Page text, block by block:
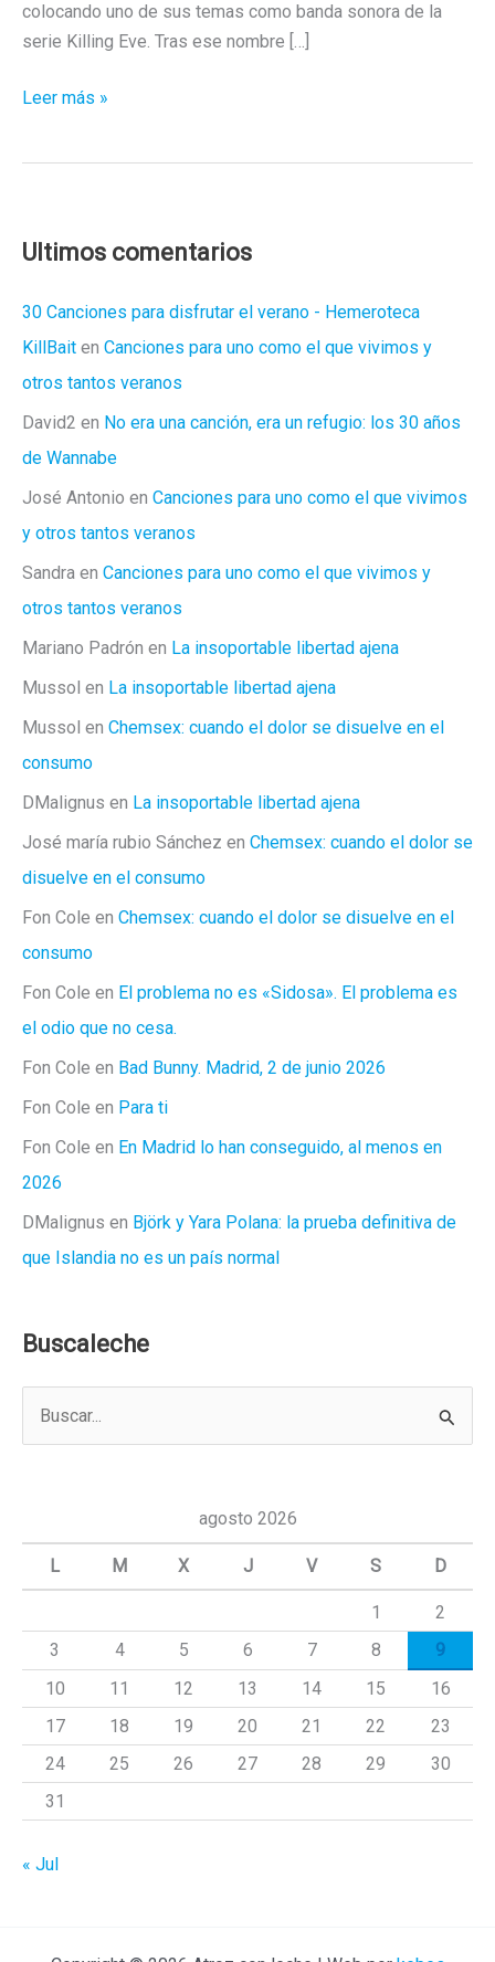
colocando uno de sus temas como banda sonora de la
serie Killing Eve. Tras ese nombre […]
Entrevista
músico
que
ha
HBO
Leer más »
Ultimos comentarios
30 Canciones para disfrutar el verano - Hemeroteca
KillBait en Canciones para uno como el que vivimos y
otros tantos veranos
David2 en No era una canción, era un refugio: los 30 años
de Wannabe
José Antonio en Canciones para uno como el que vivimos
y otros tantos veranos
Sandra en Canciones para uno como el que vivimos y
otros tantos veranos
Mariano Padrón en La insoportable libertad ajena
Mussol en La insoportable libertad ajena
Mussol en Chemsex: cuando el dolor se disuelve en el
consumo
DMalignus en La insoportable libertad ajena
José maría rubio Sánchez en Chemsex: cuando el dolor se
disuelve en el consumo
Fon Cole en Chemsex: cuando el dolor se disuelve en el
consumo
Fon Cole en El problema no es «Sidosa». El problema es
el odio que no cesa.
Fon Cole en Bad Bunny. Madrid, 2 de junio 2026
Fon Cole en Para ti
Fon Cole en En Madrid lo han conseguido, al menos en
2026
DMalignus en Björk y Yara Polana: la prueba definitiva de
que Islandia no es un país normal
Buscaleche
a
agosto 2026
L M X J V S D
1
2
3
4 5 6 7 8
9
10
11 12 13 14 15
16
17
18 19 20 21 22
23
24
25 26 27 28 29
30
31
« Jul